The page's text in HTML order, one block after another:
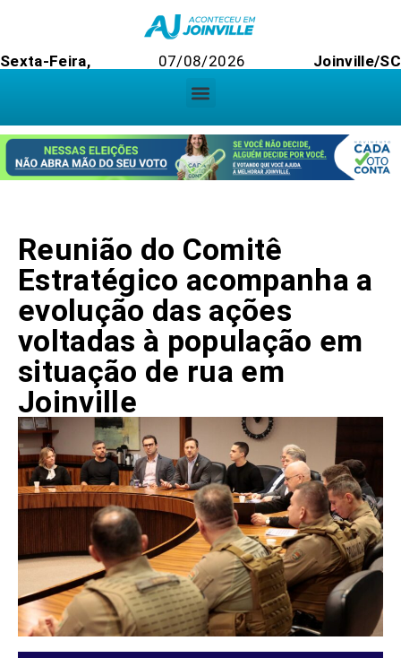
Sexta-Feira, 07/08/2026 Joinville/SC
Reunião do Comitê
Estratégico acompanha a
evolução das ações
voltadas à população em
situação de rua em
Joinville